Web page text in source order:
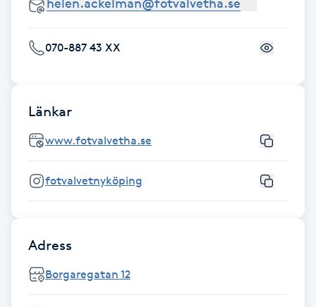
Fransk manikyr
Fransrengöring
Friskvård
Friskvårdsmassage
Frisör
Funktionsanalys
070-887 43 XX
Länkar
www.fotvalvetha.se
fotvalvetnyköping
Adress
Borgaregatan 12